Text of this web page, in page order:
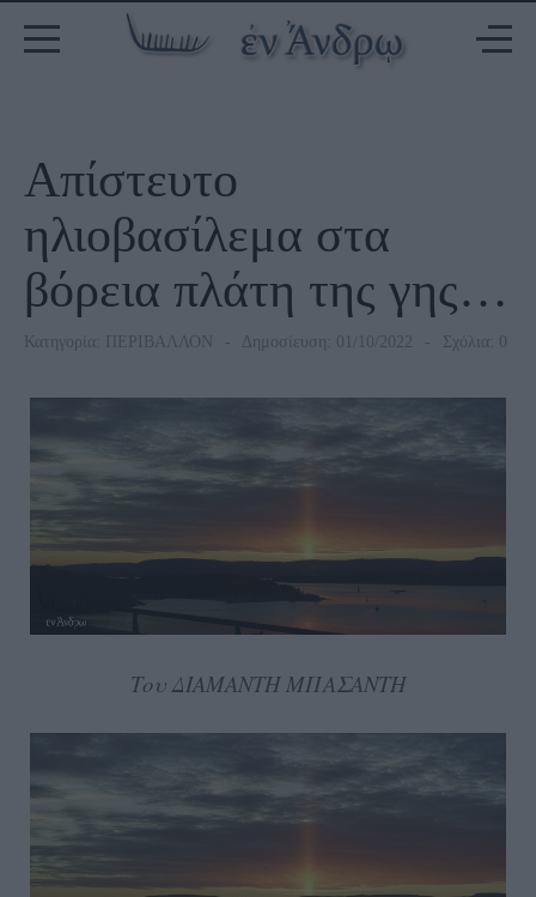
Απίστευτο
ηλιοβασίλεμα στα
βόρεια πλάτη της γης…
Κατηγορία: ΠΕΡΙΒΑΛΛΟΝ Δημοσίευση: 01/10/2022 Σχόλια: 0
Του ΔΙΑΜΑΝΤΗ ΜΠΑΣΑΝΤΗ